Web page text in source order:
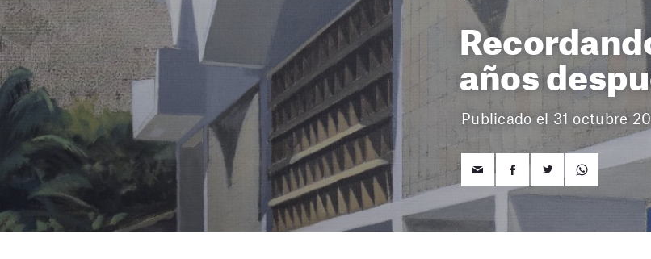
años
Publicado el 31 octubre